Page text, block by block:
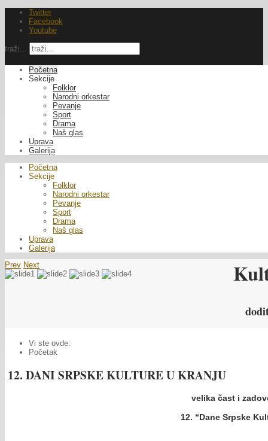
Twitter
Facebook
Youtube
traži...
Početna
Sekcije
Folklor
Narodni orkestar
Pevanje
Sport
Drama
Naš glas
Uprava
Galerija
Početna
Sekcije
Folklor
Narodni orkestar
Pevanje
Sport
Drama
Naš glas
Uprava
Galerija
Prev Next
Vi ste ovde:
Početak
12. DANI SRPSKE KULTURE U KRANJU
velika čast i
12. “Dane Srpske